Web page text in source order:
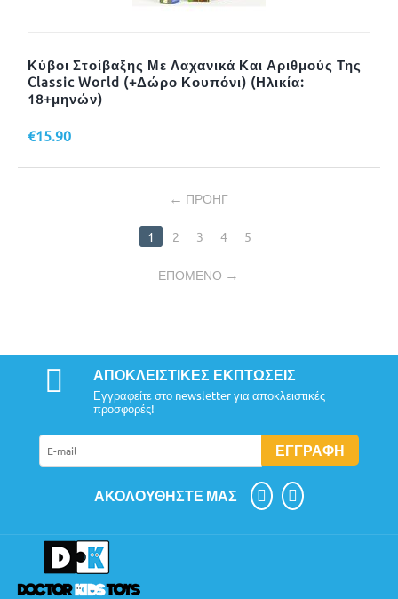
Κύβοι Στοίβαξης Με Λαχανικά Και Αριθμούς Της
Classic World (+Δώρο Κουπόνι) (Ηλικία:
18+μηνών)
€15.90
ΠΡΟΗΓ
1 2 3 4 5
ΕΠΌΜΕΝΟ
ΑΠΟΚΛΕΙΣΤΙΚΈΣ ΕΚΠΤΏΣΕΙΣ
Εγγραφείτε στο newsletter για αποκλειστικές
προσφορές!
ΕΓΓΡΑΦΉ
ΑΚΟΛΟΥΘΉΣΤΕ ΜΑΣ